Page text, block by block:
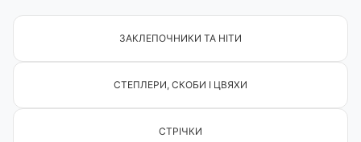
ЗАКЛЕПОЧНИКИ ТА НІТИ
СТЕПЛЕРИ, СКОБИ І ЦВЯХИ
СТРІЧКИ